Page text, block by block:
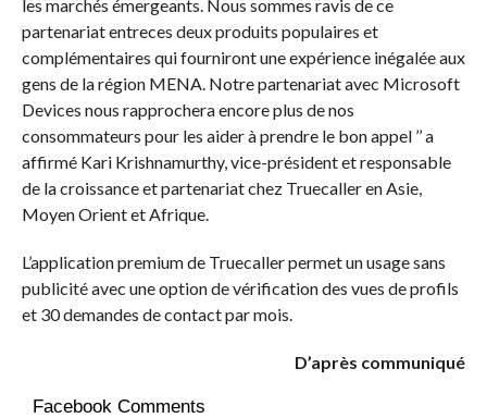
les marchés émergeants. Nous sommes ravis de ce
partenariat entreces deux produits populaires et
complémentaires qui fourniront une expérience inégalée aux
gens de la région MENA. Notre partenariat avec Microsoft
Devices nous rapprochera encore plus de nos
consommateurs pour les aider à prendre le bon appel ’’ a
affirmé Kari Krishnamurthy, vice-président et responsable
de la croissance et partenariat chez Truecaller en Asie,
Moyen Orient et Afrique.
L’application premium de Truecaller permet un usage sans
publicité avec une option de vérification des vues de profils
et 30 demandes de contact par mois.
D’après communiqué
Facebook Comments